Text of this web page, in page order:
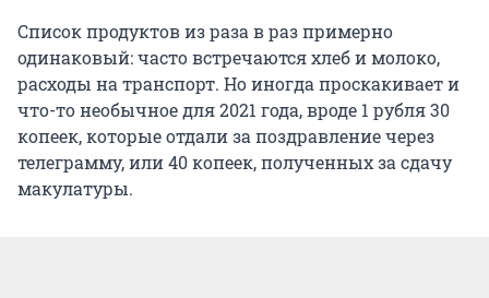
Список продуктов из раза в раз примерно
одинаковый: часто встречаются хлеб и молоко,
расходы на транспорт. Но иногда проскакивает и
что-то необычное для 2021 года, вроде 1 рубля 30
копеек, которые отдали за поздравление через
телеграмму, или 40 копеек, полученных за сдачу
макулатуры.